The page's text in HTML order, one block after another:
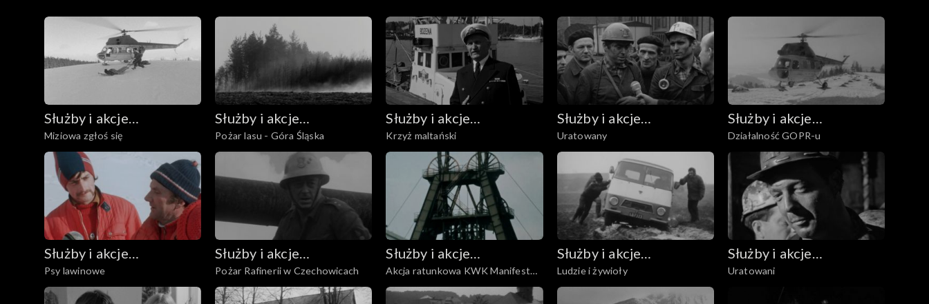
Odcinki
Służby i akcje
ratownicze
Miziowa zgłoś się
Służby i akcje
ratownicze
Pożar lasu - Góra Śląska
Służby i akcje
ratownicze
Krzyż maltański
Służby i akcje
ratownicze
Uratowany
Służby i akcje
ratownicze
Działalność GOPR-u
Służby i akcje
ratownicze
Psy lawinowe
Służby i akcje
ratownicze
Pożar Rafinerii w Czechowicach
Służby i akcje
ratownicze
Akcja ratunkowa KWK Manifest
Lipcowy
Służby i akcje
ratownicze
Ludzie i żywioły
Służby i akcje
ratownicze
Uratowani